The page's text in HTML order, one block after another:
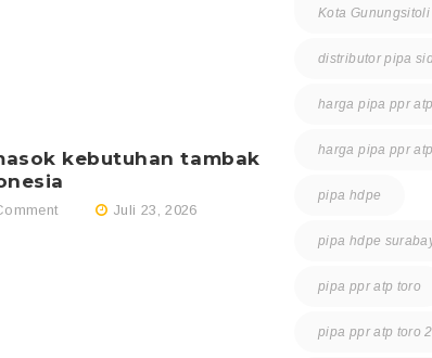
kebutuhan tambak
Juli 23, 2026
supplier
Kota Gunungsitoli
distributor pipa
harga pipa ppr
harga pipa ppr
pipa hdpe
pipa hdpe
pipa ppr atp toro
pipa ppr atp toro